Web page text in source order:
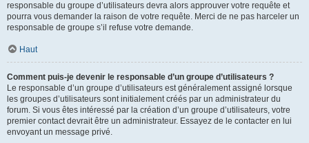
responsable du groupe d’utilisateurs devra alors approuver votre requête et
pourra vous demander la raison de votre requête. Merci de ne pas harceler un
responsable de groupe s’il refuse votre demande.
Haut
Comment puis-je devenir le responsable d’un groupe d’utilisateurs ?
Le responsable d’un groupe d’utilisateurs est généralement assigné lorsque
les groupes d’utilisateurs sont initialement créés par un administrateur du
forum. Si vous êtes intéressé par la création d’un groupe d’utilisateurs, votre
premier contact devrait être un administrateur. Essayez de le contacter en lui
envoyant un message privé.